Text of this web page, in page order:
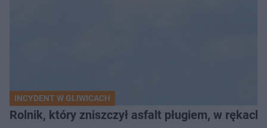
INCYDENT W GLIWICACH
Rolnik, który zniszczył asfalt pługiem, w